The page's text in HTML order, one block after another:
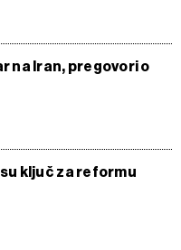
na Iran, pregovori o
ključ za reformu